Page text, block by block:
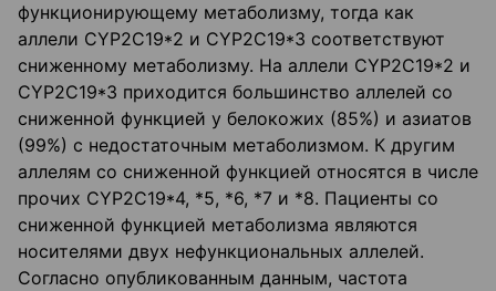
функционирующему метаболизму, тогда как
аллели CYP2C19*2 и CYP2C19*3 соответствуют
сниженному метаболизму. На аллели CYP2C19*2 и
CYP2C19*3 приходится большинство аллелей со
сниженной функцией у белокожих (85%) и азиатов
(99%) с недостаточным метаболизмом. К другим
аллелям со сниженной функцией относятся в числе
прочих CYP2C19*4, *5, *6, *7 и *8. Пациенты со
сниженной функцией метаболизма являются
носителями двух нефункциональных аллелей.
Согласно опубликованным данным, частота